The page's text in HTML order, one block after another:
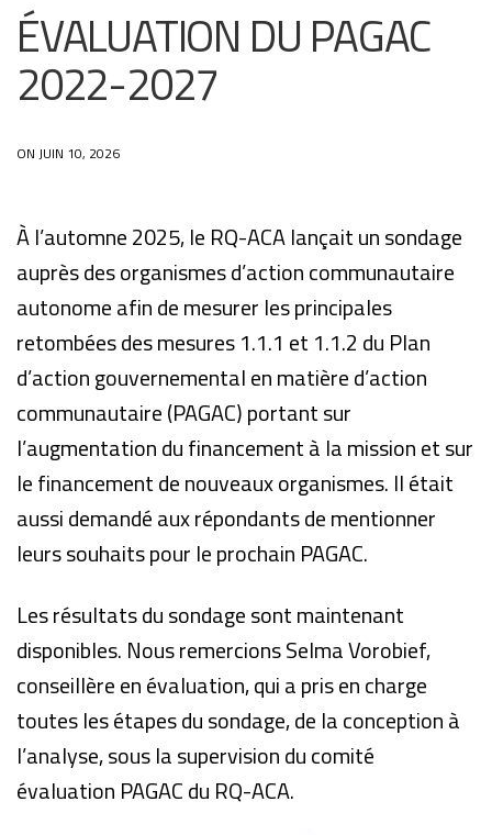
ÉVALUATION DU PAGAC
2022-2027
ON JUIN 10, 2026
À l’automne 2025, le RQ-ACA lançait un sondage
auprès des organismes d’action communautaire
autonome afin de mesurer les principales
retombées des mesures 1.1.1 et 1.1.2 du Plan
d’action gouvernemental en matière d’action
communautaire (PAGAC) portant sur
l’augmentation du financement à la mission et sur
le financement de nouveaux organismes. Il était
aussi demandé aux répondants de mentionner
leurs souhaits pour le prochain PAGAC.
Les résultats du sondage sont maintenant
disponibles. Nous remercions Selma Vorobief,
conseillère en évaluation, qui a pris en charge
toutes les étapes du sondage, de la conception à
l’analyse, sous la supervision du comité
évaluation PAGAC du RQ-ACA.